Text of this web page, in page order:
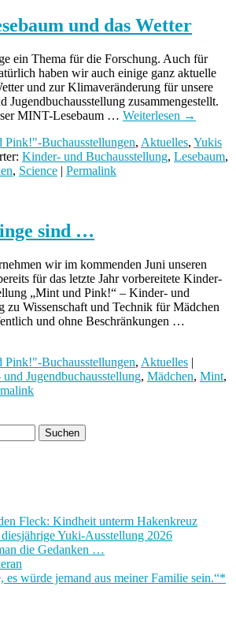
und das Wetter
ein Thema für die Forschung. Auch für
haben wir auch einige ganz aktuelle
und zur Klimaveränderung für unsere
Jugendbuchausstellung zusammengestellt.
MINT-Lesebaum … Weiterlesen →
Pink!"-Buchausstellungen, Aktuelles, Yukis
Kinder- und Buchausstellung, Lesebaum,
, Science | Permalink
sind …
wir im kommenden Juni unseren
für das letzte Jahr vorbereitete Kinder-
„Mint und Pink!“ – Kinder- und
zu Wissenschaft und Technik für Mädchen
und ohne Beschränkungen …
Pink!"-Buchausstellungen, Aktuelles |
Jugendbuchausstellung, Mädchen, Mint,
Fleck: Kindheit unterm Hakenkreuz
Yuki-Ausstellung 2026
die Gedanken …
es würde jemand aus meiner Familie sein.“*